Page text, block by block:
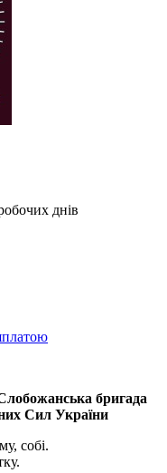
днів
бригада
Сил України
собі.